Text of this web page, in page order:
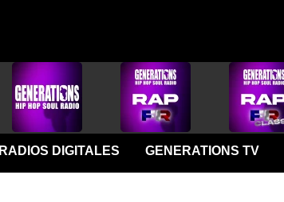
RADIOS DIGITALES GENERATIONS TV